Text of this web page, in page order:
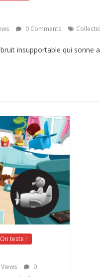
0 Comments
insupportable qui sonne
On teste !
0